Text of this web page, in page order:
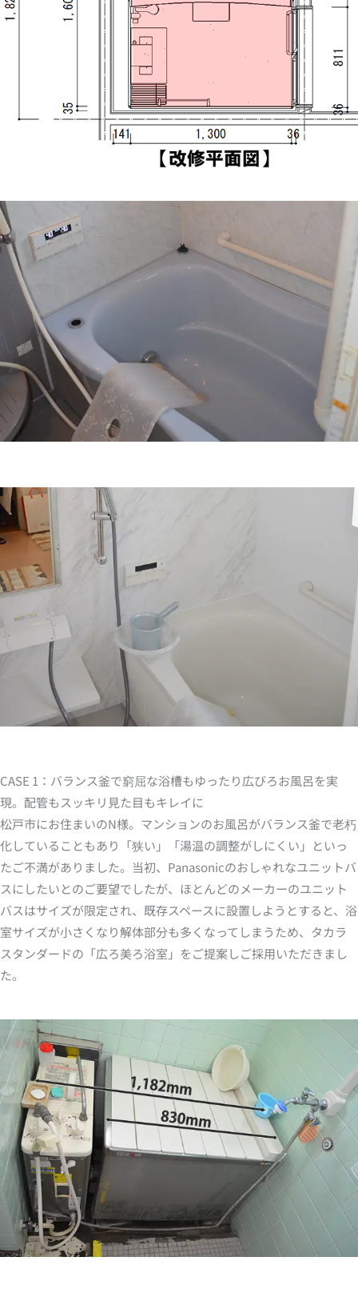
CASE 1：バランス釜で窮屈な浴槽もゆったり広びろお風呂を実
現。配管もスッキリ見た目もキレイに
松戸市にお住まいのN様。マンションのお風呂がバランス釜で老朽
化していることもあり「狭い」「湯温の調整がしにくい」といっ
たご不満がありました。当初、Panasonicのおしゃれなユニットバ
スにしたいとのご要望でしたが、ほとんどのメーカーのユニット
バスはサイズが限定され、既存スペースに設置しようとすると、浴
室サイズが小さくなり解体部分も多くなってしまうため、タカラ
スタンダードの「広ろ美ろ浴室」をご提案しご採用いただきまし
た。